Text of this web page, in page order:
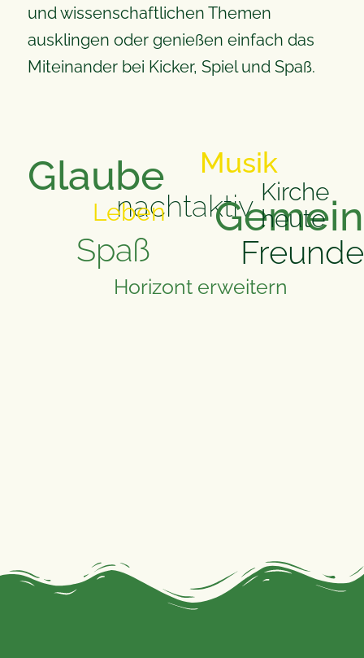
und wissenschaftlichen Themen
ausklingen oder genießen einfach das
Miteinander bei Kicker, Spiel und Spaß.
Glaube
Spaß
Musik
Horizont erweitern
nachtaktiv Kirche
heute
Freunde
Leben